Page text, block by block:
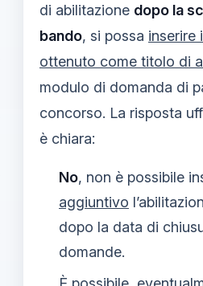
di abilitazione dopo la
bando, si possa inserire
ottenuto come titolo di
modulo di domanda di
concorso. La risposta
è chiara:
No, non è possibile
aggiuntivo
dopo la data di
domande.